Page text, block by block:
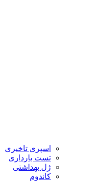
اسپری تاخیری
تست بارداری
ژل بهداشتی
کاندوم